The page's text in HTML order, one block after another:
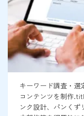
キーワード調査・選
コンテンツを制作
ンク設計、パンくず